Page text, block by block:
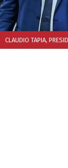
CLAUDIO TAPIA,